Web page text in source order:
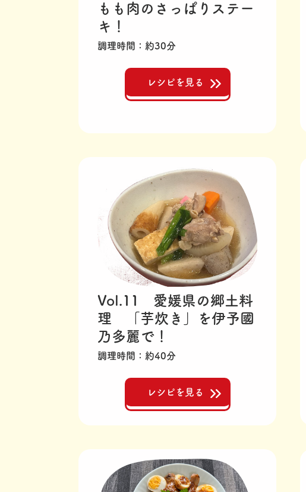
もも肉のさっぱりステー
キ！
調理時間 約30分
レシピを見る
Vol.11 愛媛県の郷土料
理 「芋炊き」を伊予國
乃多麗で！
調理時間 約40分
レシピを見る